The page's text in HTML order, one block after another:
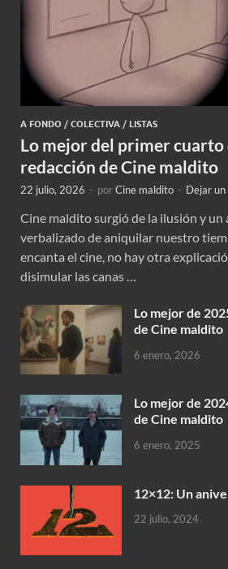
A FONDO / COLECTIVA / LISTAS
Lo mejor del primer cuarto
redacción de Cine maldito
22 julio, 2026 - porCine maldito - Dejar
Cine maldito surgió de la ilusión y un
verbalizado de aniquilar nuestro
encanta el cine, no hay otra
disimular las canas …
Lo mejor de
de Cine maldito
6 enero, 2026
Lo mejor de
de Cine maldito
6 enero, 2025
12×12: Un
22 julio, 2024